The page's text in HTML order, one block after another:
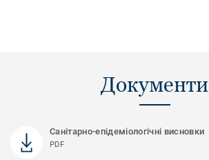
Документи
Санітарно-епідеміологічні висновки
PDF